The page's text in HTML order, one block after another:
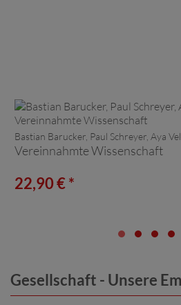
Bastian Barucker, Paul Schreyer, Aya
Vereinnahmte Wissenschaft
22,90 € *
Gesellschaft - Unsere